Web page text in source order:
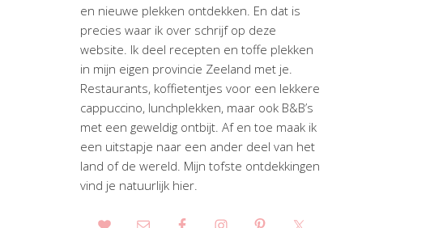
en nieuwe plekken ontdekken. En dat is
precies waar ik over schrijf op deze
website. Ik deel recepten en toffe plekken
in mijn eigen provincie Zeeland met je.
Restaurants, koffietentjes voor een lekkere
cappuccino, lunchplekken, maar ook B&B’s
met een geweldig ontbijt. Af en toe maak ik
een uitstapje naar een ander deel van het
land of de wereld. Mijn tofste ontdekkingen
vind je natuurlijk hier.